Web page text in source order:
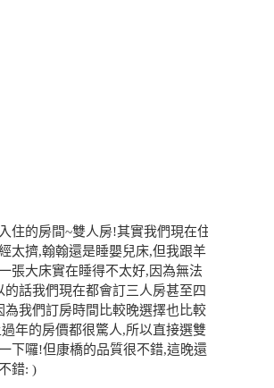
住的房間~雙人房!其實我們現在住
太擠,翰翰還是睡嬰兒床,但我跟羊
張大床實在睡得不太好,因為無法
的話我們現在都會訂三人房甚至四
為我們訂房時間比較晚選擇也比較
年的房價都很驚人,所以直接選雙
下囉!但康橋的品質很不錯,這晚還
錯: )